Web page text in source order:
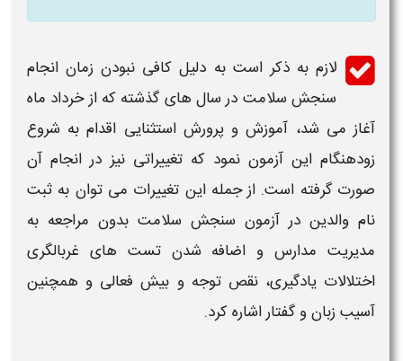
لازم به ذکر است به دلیل کافی نبودن زمان انجام
سنجش سلامت در سال های گذشته که از خرداد ماه
آغاز می شد، آموزش و پرورش استثنایی اقدام به شروع
زودهنگام این آزمون نمود که تغییراتی نیز در انجام آن
صورت گرفته است. از جمله این تغییرات می توان به ثبت
نام والدین در آزمون سنجش سلامت بدون مراجعه به
مدیریت مدارس و اضافه شدن تست های غربالگری
اختلالات یادگیری، نقص توجه و بیش فعالی و همچنین
آسیب زبان و گفتار اشاره کرد.